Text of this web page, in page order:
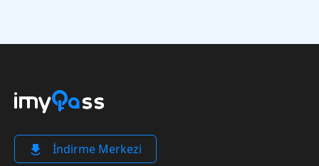
İndirme Merkezi